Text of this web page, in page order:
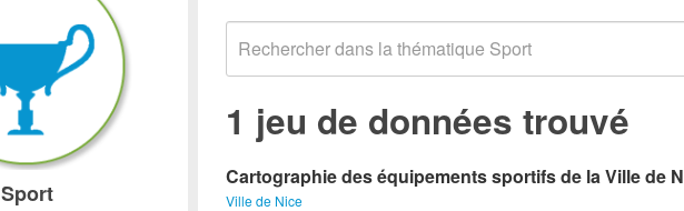
1 jeu de données trouvé
Cartographie des équipements sportifs de la Ville de
Ville de Nice
Sport